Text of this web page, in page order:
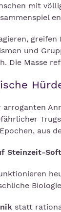
mit
und
Die Masse
arroganten
aus
Steinzeit-
statt